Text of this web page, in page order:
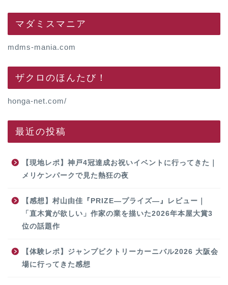
マダミスマニア
mdms-mania.com
ザクロのほんたび！
honga-net.com/
最近の投稿
【現地レポ】神戸4冠達成お祝いイベントに行ってきた｜
メリケンパークで見た熱狂の夜
【感想】村山由佳『PRIZE―プライズ―』レビュー｜
「直木賞が欲しい」作家の業を描いた2026年本屋大賞3
位の話題作
【体験レポ】ジャンプビクトリーカーニバル2026 大阪会
場に行ってきた感想